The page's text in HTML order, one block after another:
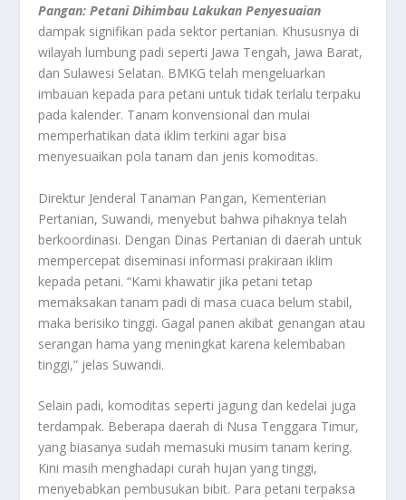
Pangan: Petani Dihimbau Lakukan Penyesuaian
dampak signifikan pada sektor pertanian. Khususnya di
wilayah lumbung padi seperti Jawa Tengah, Jawa Barat,
dan Sulawesi Selatan. BMKG telah mengeluarkan
imbauan kepada para petani untuk tidak terlalu terpaku
pada kalender. Tanam konvensional dan mulai
memperhatikan data iklim terkini agar bisa
menyesuaikan pola tanam dan jenis komoditas.
Direktur Jenderal Tanaman Pangan, Kementerian
Pertanian, Suwandi, menyebut bahwa pihaknya telah
berkoordinasi. Dengan Dinas Pertanian di daerah untuk
mempercepat diseminasi informasi prakiraan iklim
kepada petani. “Kami khawatir jika petani tetap
memaksakan tanam padi di masa cuaca belum stabil,
maka berisiko tinggi. Gagal panen akibat genangan atau
serangan hama yang meningkat karena kelembaban
tinggi,” jelas Suwandi.
Selain padi, komoditas seperti jagung dan kedelai juga
terdampak. Beberapa daerah di Nusa Tenggara Timur,
yang biasanya sudah memasuki musim tanam kering.
Kini masih menghadapi curah hujan yang tinggi,
menyebabkan pembusukan bibit. Para petani terpaksa